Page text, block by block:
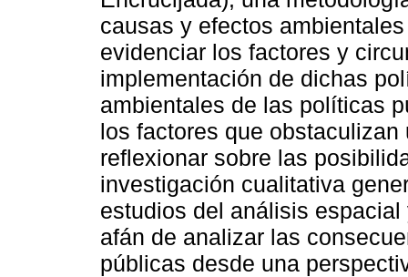
causas y efectos
evidenciar los factores y
implementación de dichas
ambientales de las políticas
los factores que
reflexionar sobre las
investigación cualitativa
estudios del análisis
afán de analizar las
públicas desde una